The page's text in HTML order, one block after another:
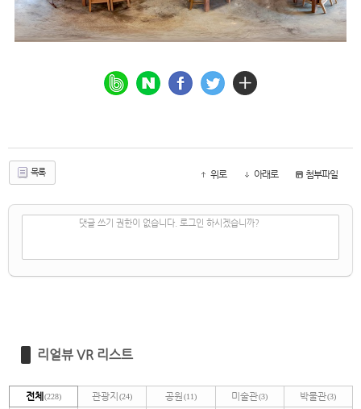
목록 위로 아래로 첨부파일
댓글 쓰기 권한이 없습니다. 로그인 하시겠습니까?
리얼뷰 VR 리스트
전체(228) 관광지 (24) 공원(11) 미술관(3) 박물관(3)